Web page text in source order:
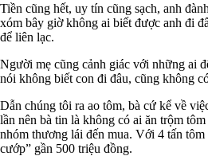
Tiền cũng hết, uy tín cũng sạch, anh
xóm bây giờ không ai biết được anh đi
để liên lạc.
Người mẹ cũng cảnh giác với những ai
nói không biết con đi đâu, cũng không
Dẫn chúng tôi ra ao tôm, bà cứ kể về
lần nên bà tin là không có ai ăn trộm
nhóm thương lái đến mua. Với 4 tấn tôm
cướp” gần 500 triệu đồng.